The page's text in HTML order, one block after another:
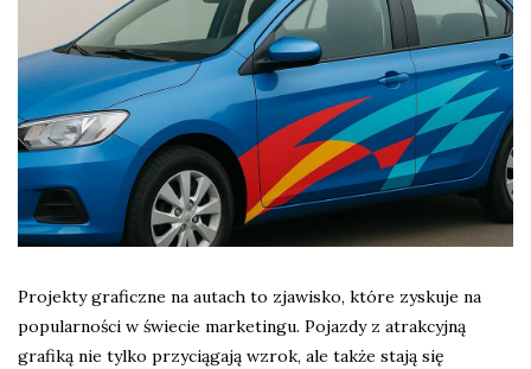
Projekty graficzne na autach to zjawisko, które zyskuje na
popularności w świecie marketingu. Pojazdy z atrakcyjną
grafiką nie tylko przyciągają wzrok, ale także stają się